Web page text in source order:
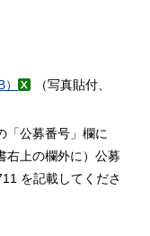
（写真貼付、
「公募番号」欄に
右上の欄外に）公募
を記載してくださ